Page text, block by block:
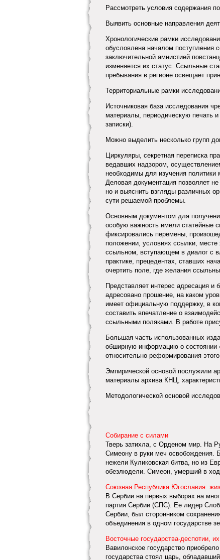
Рассмотреть условия содержания
Выявить основные направления
Хронологические рамки
обусловлена началом поступления
заключительной амнистией
изменяется их статус. Ссыльные
пребывания в регионе освещает
Территориальные рамки
Источниковая база исследования
материалы, периодическую печать
записки).
Можно выделить несколько групп
Циркуляры, секретная переписка
ведавших надзором,
необходимы для изучения
Деловая документация позволяет
но и выяснить взгляды различных
сути решаемой проблемы.
Основным документом для
особую важность имели статейные
фиксировались перемены,
положении, условиях ссылки,
ссыльном, вступающем в диалог с
практике, прецедентах, ставших
очертить поле, где желания
Представляет интерес адресация
адресовано прошение, на каком
имеет официальную поддержку, в
составить впечатление о
ссыльными поляками. В работе
Большая часть использованных
обширную информацию о состоянии
относительно реформирования
Эмпирической основой послужили
материалы архива КНЦ,
Методологической основой
Собирание с силами
Тверь затихла, с Орденом мир. На
Симеону в руки меч освобождения.
нежели Куликовская битва, но из
обезлюдели. Симеон, умерший в
Союзная Республика Югославия:
В Сербии на первых выборах на
партия Сербии (СПС). Ее лидер
Сербии, был сторонником
объединения в одном государстве
Восточные государства-деспотии,
Вавилонское государство
государства стоял царь,